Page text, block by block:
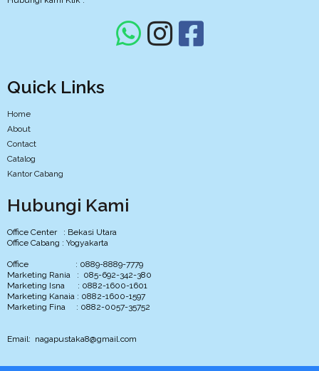
Quick Links
Home
About
Contact
Catalog
Kantor Cabang
Hubungi Kami
Office Center : Bekasi Utara
Office Cabang : Yogyakarta
Office : 0889-8889-7779
Marketing Rania : 085-692-342-380
Marketing Isna : 0882-1600-1601
Marketing Kanaia : 0882-1600-1597
Marketing Fina : 0882-0057-35752
Email: nagapustaka8@gmail.com